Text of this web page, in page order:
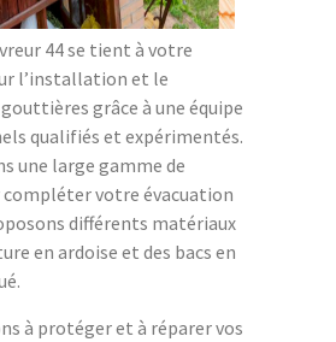
44 se tient à votre
l’installation et le
grâce à une équipe
qualifiés et expérimentés.
une large gamme de
compléter votre évacuation
différents matériaux
en ardoise et des bacs en
à protéger et à réparer vos